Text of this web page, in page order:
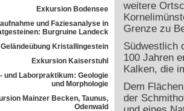
Exkursion Bodensee
und Faziesanalyse in
Burgruine Landeck
Geländeübung Kristallingestein
Exkursion Kaiserstuhl
und Laborpraktikum: Geologie
und Morphologie
Mainzer Becken, Taunus,
Odenwald
weitere
Grenze zu
Südwestlich
100 Jahren
Kalken, die
Dem
der